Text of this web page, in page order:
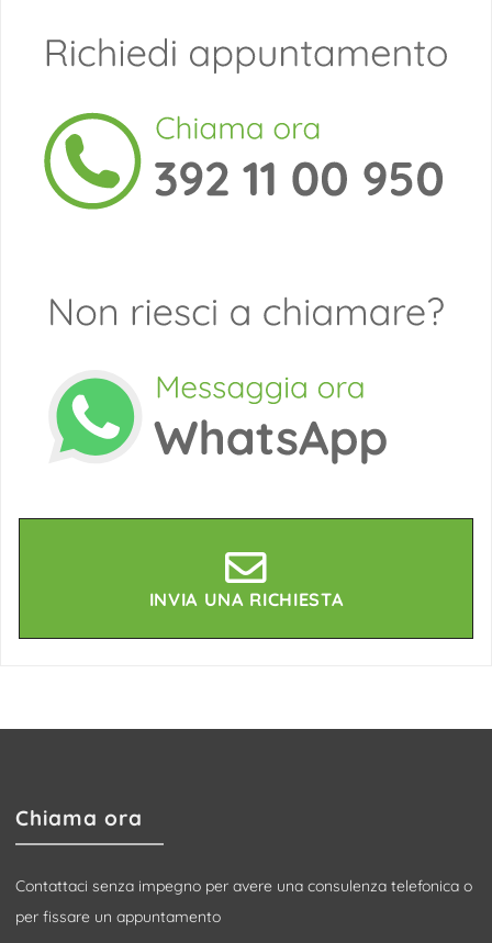
INVIA UNA RICHIESTA
Chiama ora
Contattaci senza impegno per avere una consulenza telefonica o
per fissare un appuntamento